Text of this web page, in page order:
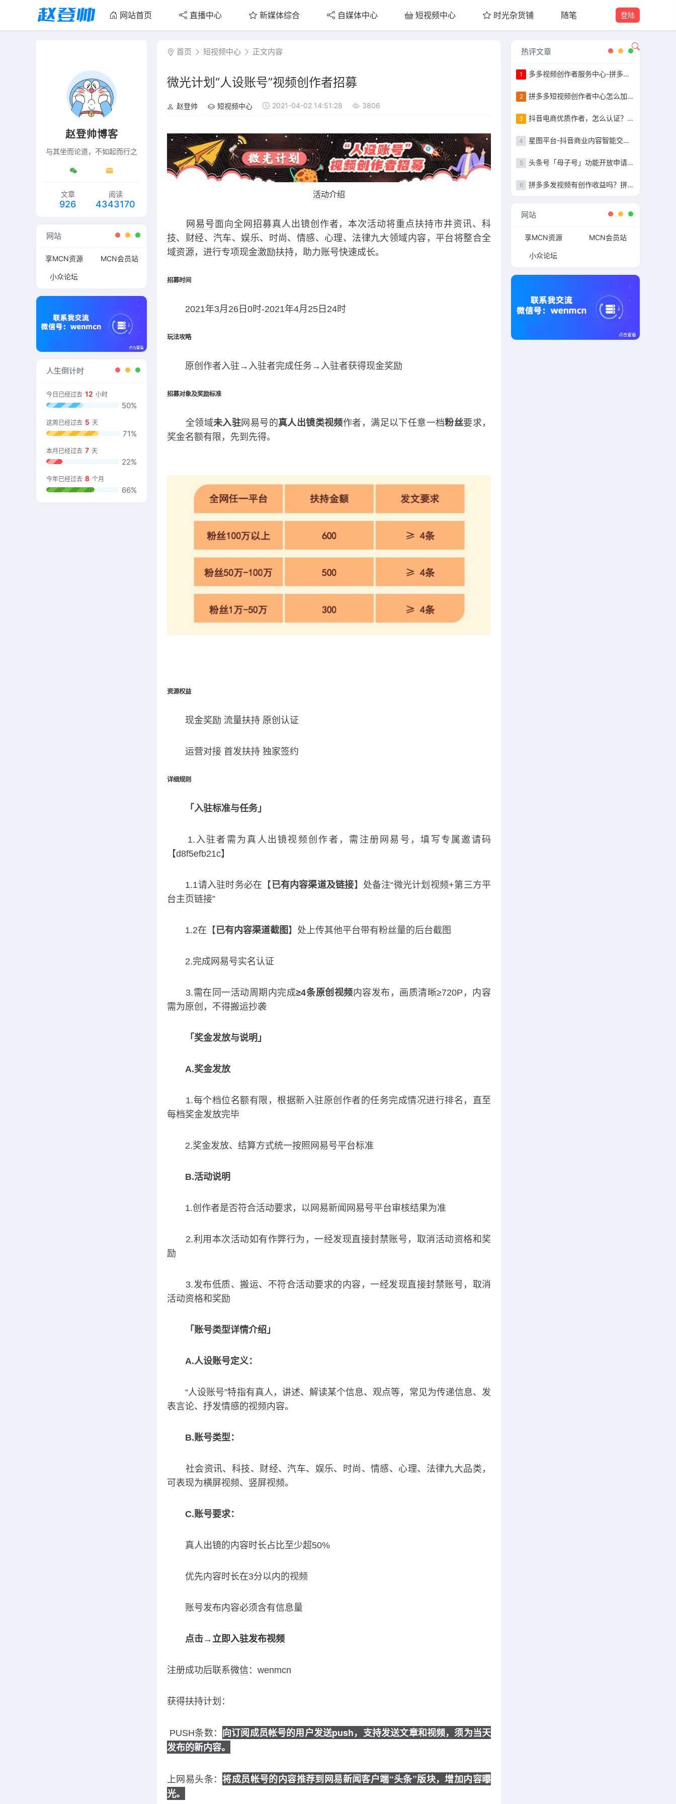
网站首页 直播中心 新媒体综合 自媒体中心 短视频中心 时光杂货铺 随笔 登陆
赵登帅博客
与其坐而论道，不如起而行之
文章
926
阅读
4343170
网站
享MCN资源 MCN会员站
小众论坛
人生倒计时
今日已经过去 12 小时
50%
这周已经过去 5 天
71%
本月已经过去 7 天
22%
今年已经过去 8 个月
66%
首页 短视频中心 正文内容
微光计划“人设账号”视频创作者招募
赵登帅 短视频中心 2021-04-02 14:51:28 3806
活动介绍
网易号面向全网招募真人出镜创作者，本次活动将重点扶持市井资讯、科
技、财经、汽车、娱乐、时尚、情感、心理、法律九大领域内容，平台将整合全
域资源，进行专项现金激励扶持，助力账号快速成长。
招募时间
2021年3月26日0时-2021年4月25日24时
玩法攻略
原创作者入驻→入驻者完成任务→入驻者获得现金奖励
招募对象及奖励标准
全领域未入驻网易号的真人出镜类视频作者，满足以下任意一档粉丝要求，
奖金名额有限，先到先得。
资源权益
现金奖励 流量扶持 原创认证
运营对接 首发扶持 独家签约
详细规则
「入驻标准与任务」
1.入驻者需为真人出镜视频创作者，需注册网易号，填写专属邀请码
【d8f5efb21c】
1.1请入驻时务必在【 已有内容渠道及链接】处备注“微光计划视频+第三方平
台主页链接”
1.2在【 已有内容渠道截图 】处上传其他平台带有粉丝量的后台截图
2.完成网易号实名认证
3.需在同一活动周期内完成≥4条原创视频内容发布，画质清晰≥720P，内容
需为原创，不得搬运抄袭
「奖金发放与说明」
A.奖金发放
1.每个档位名额有限，根据新入驻原创作者的任务完成情况进行排名，直至
每档奖金发放完毕
2.奖金发放、结算方式统一按照网易号平台标准
B.活动说明
1.创作者是否符合活动要求，以网易新闻网易号平台审核结果为准
2.利用本次活动如有作弊行为，一经发现直接封禁账号，取消活动资格和奖
励
3.发布低质、搬运、不符合活动要求的内容，一经发现直接封禁账号，取消
活动资格和奖励
「账号类型详情介绍」
A.人设账号定义：
“人设账号”特指有真人，讲述、解读某个信息、观点等，常见为传递信息、发
表言论、抒发情感的视频内容。
B.账号类型：
社会资讯、科技、财经、汽车、娱乐、时尚、情感、心理、法律九大品类，
可表现为横屏视频、竖屏视频。
C.账号要求：
真人出镜的内容时长占比至少超50%
优先内容时长在3分以内的视频
账号发布内容必须含有信息量
点击→ 立即入驻发布视频
注册成功后联系微信 ：wenmcn
获得扶持计划：
PUSH条数： 向订阅成员帐号的用户发送push，支持发送文章和视频，须为当天
发布的新内容。
上网易头条：将成员帐号的内容推荐到网易新闻客户端“头条”版块，增加内容曝
光。
热评文章
1 多多视频创作者服务中心-拼多多作者等级认证
2 拼多多短视频创作者中心怎么加入，粉丝10万以上完成任务获得现金补贴
3 抖音电商优质作者，怎么认证？认证步骤指南
4 星图平台-抖音商业内容智能交易&管理平台入驻指南
5 头条号「母子号」功能开放申请+母子号统一提现功能说明
6 拼多多发视频有创作收益吗？拼多多发视频收益详解
网站
享MCN资源 MCN会员站
小众论坛